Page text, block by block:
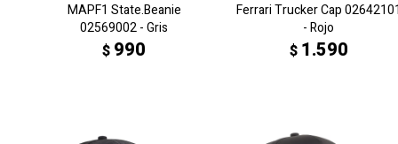
MAPF1 State.Beanie
02569002 - Gris
$ 990
Ferrari Trucker Cap
- Rojo
$ 1.590